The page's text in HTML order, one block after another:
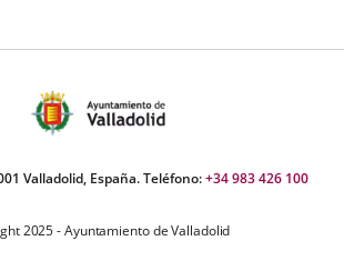
Valladolid, España. Teléfono:+34 983 426 100
2025 - Ayuntamiento de Valladolid